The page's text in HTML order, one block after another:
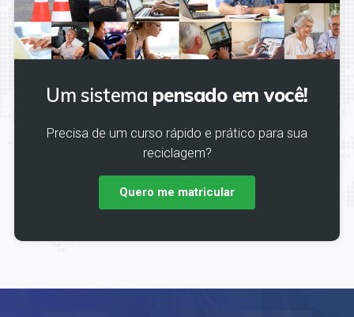
Um sistema pensado em você!
Precisa de um curso rápido e prático para sua
reciclagem?
Quero me matricular